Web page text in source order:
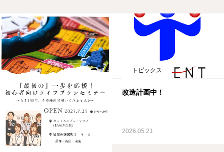
トピックス
改造計画中！
2026.05.21